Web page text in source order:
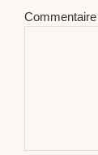
Commentaire